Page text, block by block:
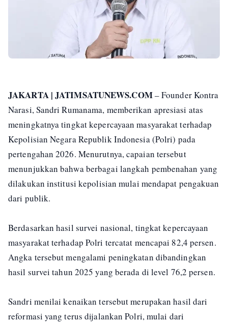
JAKARTA | JATIMSATUNEWS.COM– Founder Kontra
Narasi, Sandri Rumanama, memberikan apresiasi atas
meningkatnya tingkat kepercayaan masyarakat terhadap
Kepolisian Negara Republik Indonesia (Polri) pada
pertengahan 2026. Menurutnya, capaian tersebut
menunjukkan bahwa berbagai langkah pembenahan yang
dilakukan institusi kepolisian mulai mendapat pengakuan
dari publik.
Berdasarkan hasil survei nasional, tingkat kepercayaan
masyarakat terhadap Polri tercatat mencapai 82,4 persen.
Angka tersebut mengalami peningkatan dibandingkan
hasil survei tahun 2025 yang berada di level 76,2 persen.
Sandri menilai kenaikan tersebut merupakan hasil dari
reformasi yang terus dijalankan Polri, mulai dari